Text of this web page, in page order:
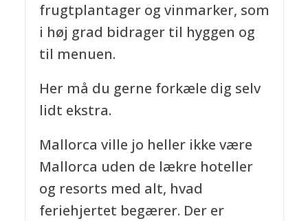
frugtplantager og vinmarker, som
i høj grad bidrager til hyggen og
til menuen.
Her må du gerne forkæle dig selv
lidt ekstra.
Mallorca ville jo heller ikke være
Mallorca uden de lækre hoteller
og resorts med alt, hvad
feriehjertet begærer. Der er